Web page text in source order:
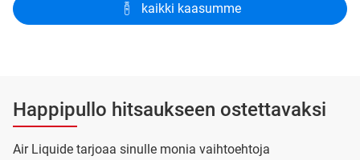
kaikki kaasumme
Happipullo hitsaukseen ostettavaksi
Air Liquide tarjoaa sinulle monia vaihtoehtoja